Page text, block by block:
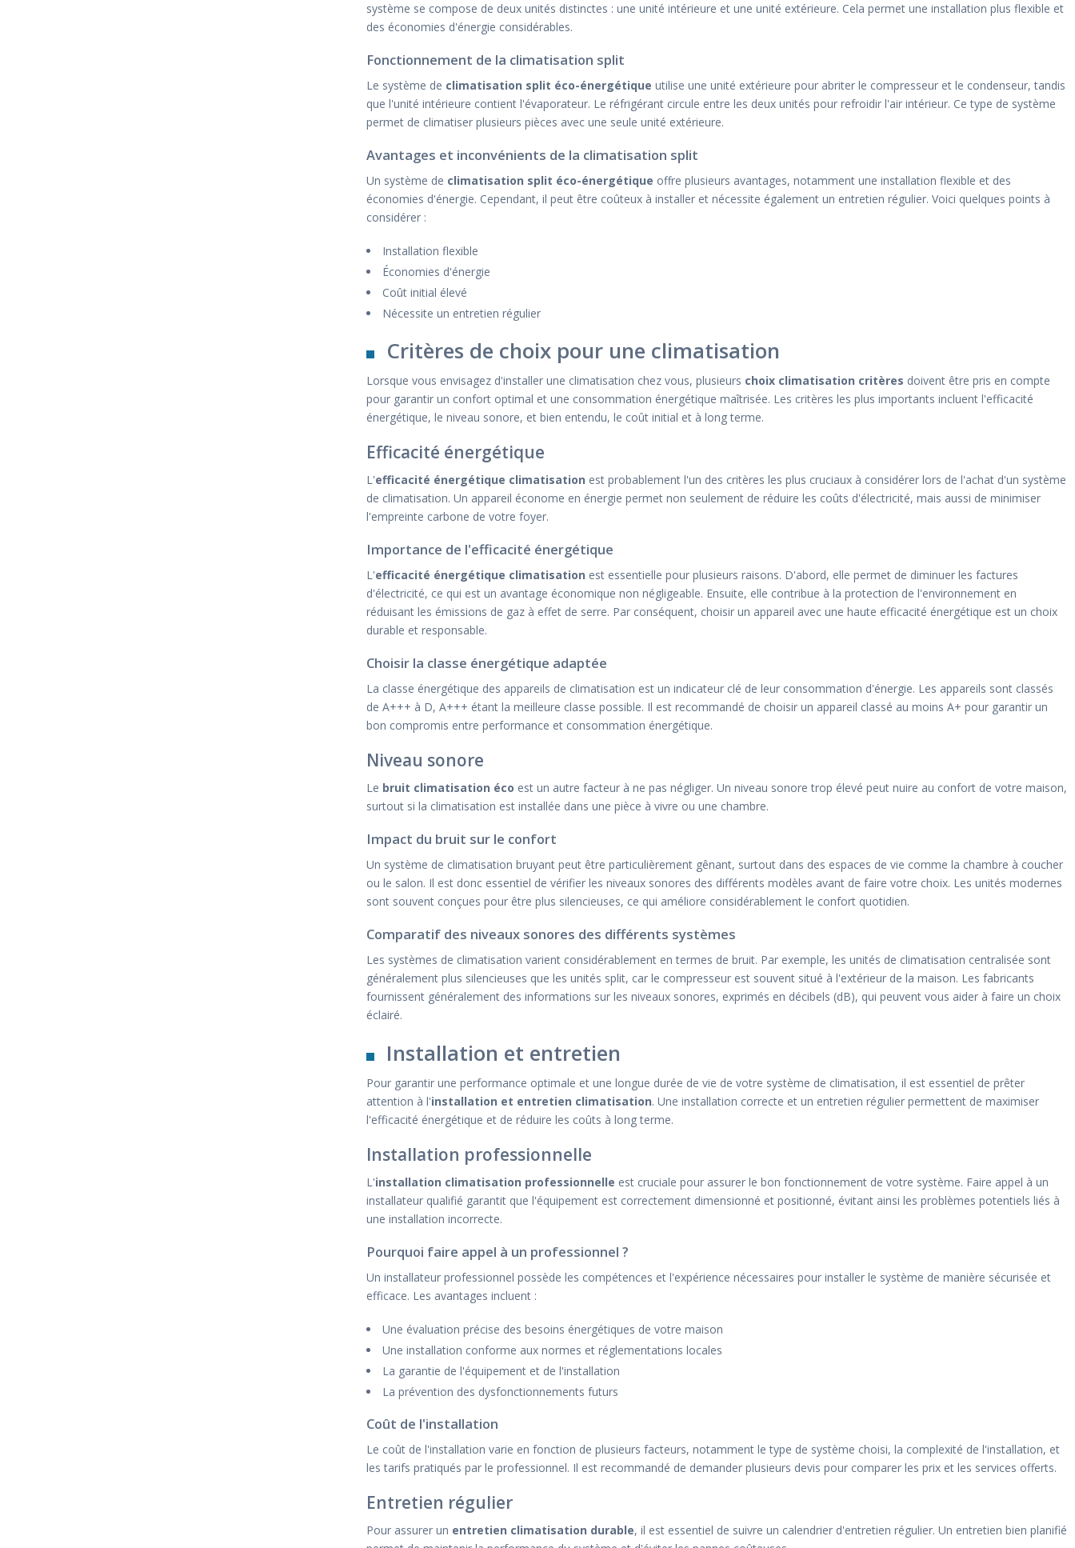
système se compose de deux unités distinctes : une unité intérieure et une unité extérieure. Cela permet une installation plus flexible et
des économies d'énergie considérables.
Fonctionnement de la climatisation split
Le système de climatisation split éco-énergétique utilise une unité extérieure pour abriter le compresseur et le condenseur, tandis
que l'unité intérieure contient l'évaporateur. Le réfrigérant circule entre les deux unités pour refroidir l'air intérieur. Ce type de système
permet de climatiser plusieurs pièces avec une seule unité extérieure.
Avantages et inconvénients de la climatisation split
Un système de climatisation split éco-énergétique offre plusieurs avantages, notamment une installation flexible et des
économies d'énergie. Cependant, il peut être coûteux à installer et nécessite également un entretien régulier. Voici quelques points à
considérer :
Installation flexible
Économies d'énergie
Coût initial élevé
Nécessite un entretien régulier
Critères de choix pour une climatisation
Lorsque vous envisagez d'installer une climatisation chez vous, plusieurs choix climatisation critères doivent être pris en compte
pour garantir un confort optimal et une consommation énergétique maîtrisée. Les critères les plus importants incluent l'efficacité
énergétique, le niveau sonore, et bien entendu, le coût initial et à long terme.
Efficacité énergétique
L'efficacité énergétique climatisation est probablement l'un des critères les plus cruciaux à considérer lors de l'achat d'un système
de climatisation. Un appareil économe en énergie permet non seulement de réduire les coûts d'électricité, mais aussi de minimiser
l'empreinte carbone de votre foyer.
Importance de l'efficacité énergétique
L'efficacité énergétique climatisation est essentielle pour plusieurs raisons. D'abord, elle permet de diminuer les factures
d'électricité, ce qui est un avantage économique non négligeable. Ensuite, elle contribue à la protection de l'environnement en
réduisant les émissions de gaz à effet de serre. Par conséquent, choisir un appareil avec une haute efficacité énergétique est un choix
durable et responsable.
Choisir la classe énergétique adaptée
La classe énergétique des appareils de climatisation est un indicateur clé de leur consommation d'énergie. Les appareils sont classés
de A+++ à D, A+++ étant la meilleure classe possible. Il est recommandé de choisir un appareil classé au moins A+ pour garantir un
bon compromis entre performance et consommation énergétique.
Niveau sonore
Le bruit climatisation éco est un autre facteur à ne pas négliger. Un niveau sonore trop élevé peut nuire au confort de votre maison,
surtout si la climatisation est installée dans une pièce à vivre ou une chambre.
Impact du bruit sur le confort
Un système de climatisation bruyant peut être particulièrement gênant, surtout dans des espaces de vie comme la chambre à coucher
ou le salon. Il est donc essentiel de vérifier les niveaux sonores des différents modèles avant de faire votre choix. Les unités modernes
sont souvent conçues pour être plus silencieuses, ce qui améliore considérablement le confort quotidien.
Comparatif des niveaux sonores des différents systèmes
Les systèmes de climatisation varient considérablement en termes de bruit. Par exemple, les unités de climatisation centralisée sont
généralement plus silencieuses que les unités split, car le compresseur est souvent situé à l'extérieur de la maison. Les fabricants
fournissent généralement des informations sur les niveaux sonores, exprimés en décibels (dB), qui peuvent vous aider à faire un choix
éclairé.
Installation et entretien
Pour garantir une performance optimale et une longue durée de vie de votre système de climatisation, il est essentiel de prêter
attention à l'installation et entretien climatisation. Une installation correcte et un entretien régulier permettent de maximiser
l'efficacité énergétique et de réduire les coûts à long terme.
Installation professionnelle
L'installation climatisation professionnelle est cruciale pour assurer le bon fonctionnement de votre système. Faire appel à un
installateur qualifié garantit que l'équipement est correctement dimensionné et positionné, évitant ainsi les problèmes potentiels liés à
une installation incorrecte.
Pourquoi faire appel à un professionnel ?
Un installateur professionnel possède les compétences et l'expérience nécessaires pour installer le système de manière sécurisée et
efficace. Les avantages incluent :
Une évaluation précise des besoins énergétiques de votre maison
Une installation conforme aux normes et réglementations locales
La garantie de l'équipement et de l'installation
La prévention des dysfonctionnements futurs
Coût de l'installation
Le coût de l'installation varie en fonction de plusieurs facteurs, notamment le type de système choisi, la complexité de l'installation, et
les tarifs pratiqués par le professionnel. Il est recommandé de demander plusieurs devis pour comparer les prix et les services offerts.
Entretien régulier
Pour assurer un entretien climatisation durable, il est essentiel de suivre un calendrier d'entretien régulier. Un entretien bien planifié